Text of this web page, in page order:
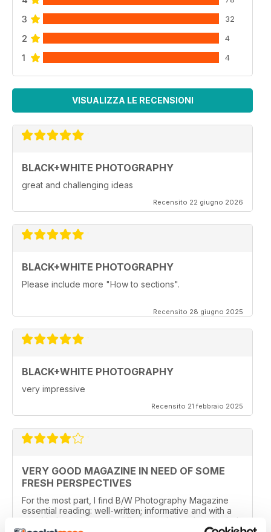
3 32
2 4
1 4
VISUALIZZA LE RECENSIONI
BLACK+WHITE PHOTOGRAPHY
great and challenging ideas
Recensito 22 giugno 2026
BLACK+WHITE PHOTOGRAPHY
Please include more "How to sections".
Recensito 28 giugno 2025
BLACK+WHITE PHOTOGRAPHY
very impressive
Recensito 21 febbraio 2025
VERY GOOD MAGAZINE IN NEED OF SOME
FRESH PERSPECTIVES
For the most part, I find B/W Photography Magazine
essential reading: well-written; informative and with a
good balance between different styles and methods. I